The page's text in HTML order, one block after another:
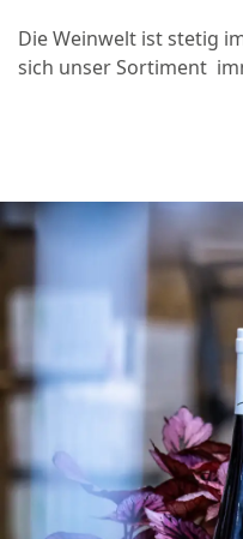
Die Weinwelt ist stetig
sich unser Sortiment